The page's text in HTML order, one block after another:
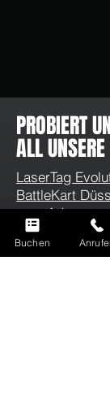
PROBIERT
ALL
LaserTag
BattleKart
eure
neuen
Buchen